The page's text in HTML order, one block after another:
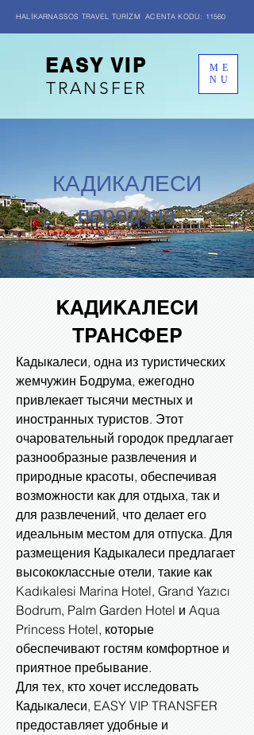
TRANSFER
EASY VIP
ME
NU
HALİKARNASSOS TRAVEL TURİZM ACENTA KODU: 11560
КАДИКАЛЕСИ
передача
КАДИКАЛЕСИ
ТРАНСФЕР
Кадыкалеси, одна из туристических
жемчужин Бодрума, ежегодно
привлекает тысячи местных и
иностранных туристов. Этот
очаровательный городок предлагает
разнообразные развлечения и
природные красоты, обеспечивая
возможности как для отдыха, так и
для развлечений, что делает его
идеальным местом для отпуска. Для
размещения Кадыкалеси предлагает
высококлассные отели, такие как
Kadıkalesi Marina Hotel, Grand Yazıcı
Bodrum, Palm Garden Hotel и Aqua
Princess Hotel, которые
обеспечивают гостям комфортное и
приятное пребывание.
Для тех, кто хочет исследовать
Кадыкалеси, EASY VIP TRANSFER
предоставляет удобные и